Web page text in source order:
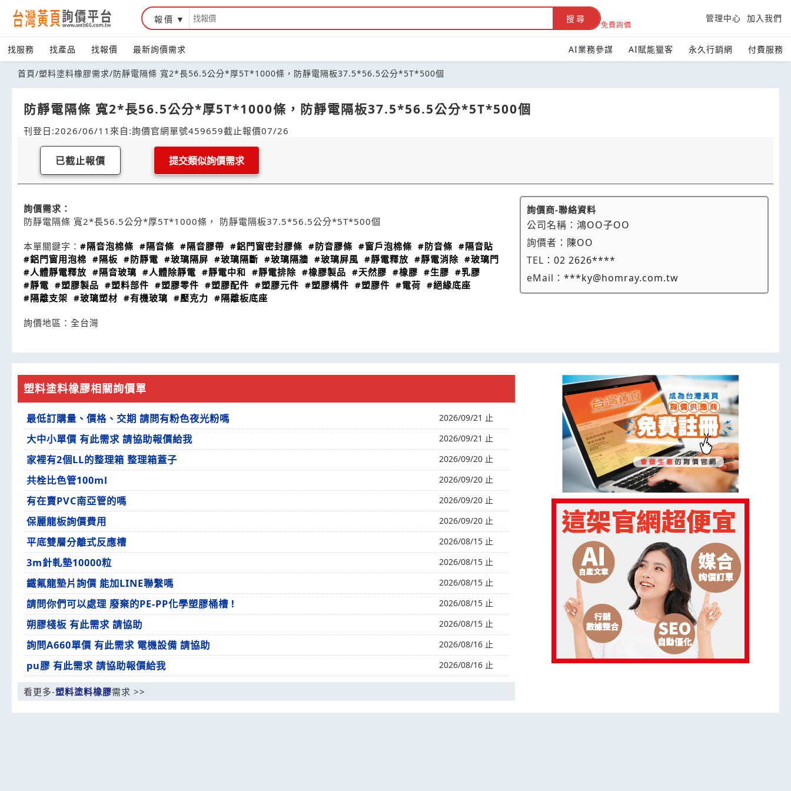
報價 搜尋
免費詢價
管理中心 加入我們
找服務 找產品 找報價 最新詢價需求 AI業務參謀 AI賦能獵客 永久行銷網 付費服務
首頁/塑料塗料橡膠需求/防靜電隔條 寬2*長56.5公分*厚5T*1000條，防靜電隔板37.5*56.5公分*5T*500個
防靜電隔條 寬2*長56.5公分*厚5T*1000條，防靜電隔板37.5*56.5公分*5T*500個
刊登日:2026/06/11 來自:詢價官網單號459659截止報價07/26
已截止報價 提交類似詢價需求
詢價需求：
防靜電隔條 寬2*長56.5公分*厚5T*1000條， 防靜電隔板37.5*56.5公分*5T*500個
本單關鍵字： #隔音泡棉條 #隔音條 #隔音膠帶 #鋁門窗密封膠條 #防音膠條 #窗戶泡棉條 #防音條 #隔音貼
#鋁門窗用泡棉 #隔板 #防靜電 #玻璃隔屏 #玻璃隔斷 #玻璃隔牆 #玻璃屏風 #靜電釋放 #靜電消除 #玻璃門
#人體靜電釋放 #隔音玻璃 #人體除靜電 #靜電中和 #靜電排除 #橡膠製品 #天然膠 #橡膠 #生膠 #乳膠
#靜電 #塑膠製品 #塑料部件 #塑膠零件 #塑膠配件 #塑膠元件 #塑膠構件 #塑膠件 #電荷 #絕緣底座
#隔離支架 #玻璃塑材 #有機玻璃 #壓克力 #隔離板底座
詢價地區： 全台灣
詢價商-聯絡資料
公司名稱：鴻OO子OO
詢價者： 陳OO
TEL：02 2626****
eMail：***ky@homray.com.tw
塑料塗料橡膠相關詢價單
最低訂購量、價格、交期 請問有粉色夜光粉嗎 2026/09/21 止
大中小單價 有此需求 請協助報價給我 2026/09/21 止
家裡有2個LL的整理箱 整理箱蓋子 2026/09/20 止
共栓比色管100ml 2026/09/20 止
有在賣PVC南亞管的嗎 2026/09/20 止
保麗龍板詢價費用 2026/09/20 止
平底雙層分離式反應槽 2026/08/15 止
3m針軋墊10000粒 2026/08/15 止
鐵氟龍墊片詢價 能加LINE聯繫嗎 2026/08/15 止
請問你們可以處理 廢棄的PE-PP化學塑膠桶槽 ! 2026/08/15 止
朔膠棧板 有此需求 請協助 2026/08/15 止
詢問A660單價 有此需求 電機設備 請協助 2026/08/16 止
pu膠 有此需求 請協助報價給我 2026/08/16 止
看更多-塑料塗料橡膠需求 >>